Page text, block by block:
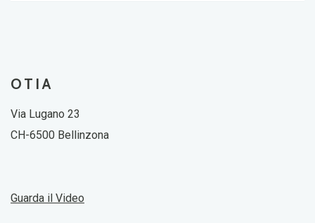
OTIA
Via Lugano 23
CH-6500 Bellinzona
Guarda il Video